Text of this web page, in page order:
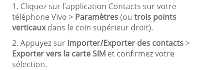
1. Cliquez sur l'application Contacts sur votre
téléphone Vivo > Paramètres(ou trois points
verticauxdans le coin supérieur droit).
2. Appuyez sur Importer/Exporter des contacts>
Exporter vers la carte SIM et confirmez votre
sélection.